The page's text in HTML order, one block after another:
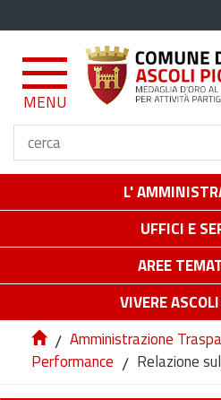
MENU
L'
UFFICI E
AREE
VIVERE
/ Amministrazione
Performance / Relazione